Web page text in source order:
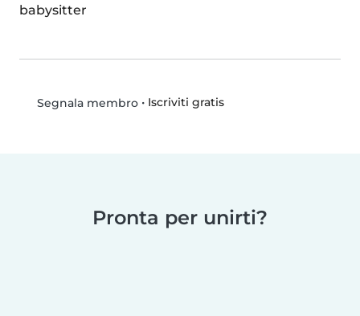
babysitter
Segnala membro• Iscriviti gratis
Pronta per unirti?